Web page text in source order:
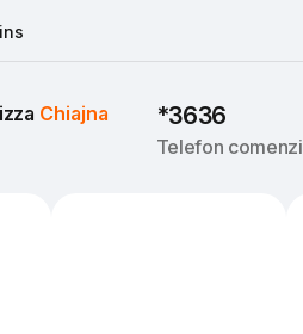
Chiajna *3636
Telefon comenzi